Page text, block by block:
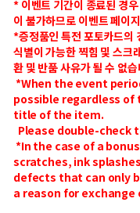
* 이벤트 기간이 종료된 경
이 불가하므로 이벤트 페이
*증정품인 특전 포토카드의
식별이 가능한 찍힘 및 스크
환 및 반품 사유가 될 수 없
*When the event
possible regardless
title of the item.
Please double-check
*In the case of a
scratches, ink
defects that can only
a reason for exchange